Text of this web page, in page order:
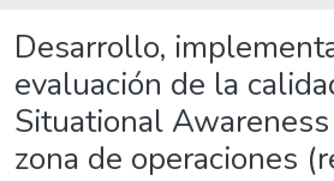
Desarrollo,
evaluación de la
Situational
zona de operaciones